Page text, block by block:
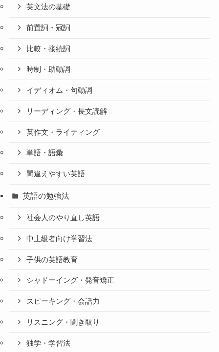
英文法の基礎
前置詞・冠詞
比較・接続詞
時制・助動詞
イディオム・句動詞
リーディング・長文読解
英作文・ライティング
単語・語彙
間違えやすい英語
英語の勉強法
社会人のやり直し英語
中上級者向け学習法
子供の英語教育
シャドーイング・発音矯正
スピーキング・会話力
リスニング・聞き取り
独学・学習法